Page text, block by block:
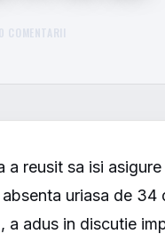
0 COMENTARII
a reusit sa isi
uriasa de
a adus in discutie